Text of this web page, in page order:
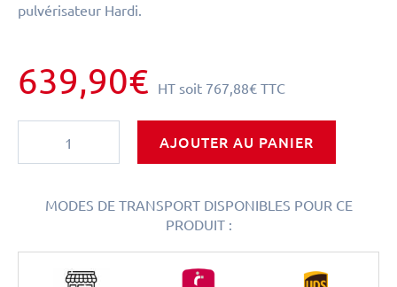
pulvérisateur Hardi.
639,90€ HT soit 767,88€ TTC
AJOUTER AU PANIER
MODES DE TRANSPORT DISPONIBLES POUR CE
PRODUIT :